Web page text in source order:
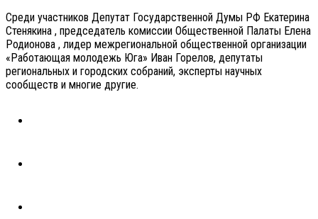
Среди участников Депутат Государственной Думы РФ Екатерина
Стенякина , председатель комиссии Общественной Палаты Елена
Родионова , лидер межрегиональной общественной организации
«Работающая молодежь Юга» Иван Горелов, депутаты
региональных и городских собраний, эксперты научных
сообществ и многие другие.